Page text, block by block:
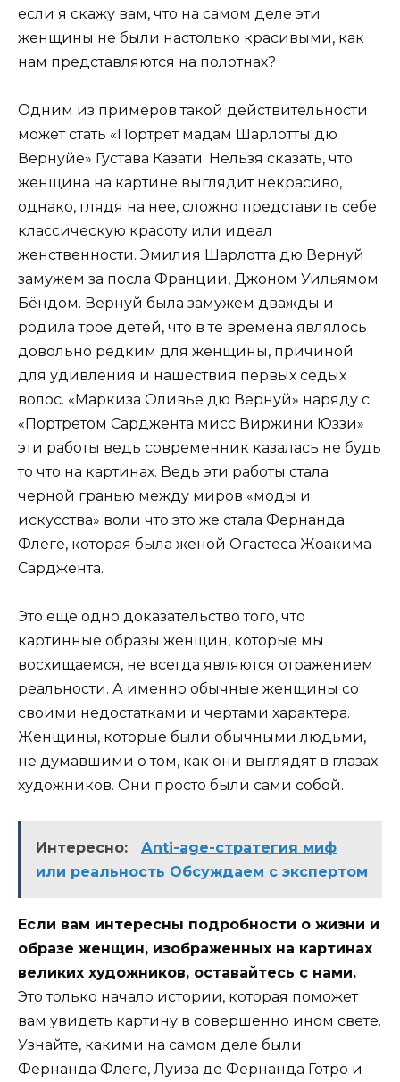
если я скажу вам, что на самом деле эти
женщины не были настолько красивыми, как
нам представляются на полотнах?
Одним из примеров такой действительности
может стать «Портрет мадам Шарлотты дю
Вернуйе» Густава Казати. Нельзя сказать, что
женщина на картине выглядит некрасиво,
однако, глядя на нее, сложно представить себе
классическую красоту или идеал
женственности. Эмилия Шарлотта дю Вернуй
замужем за посла Франции, Джоном Уильямом
Бёндом. Вернуй была замужем дважды и
родила трое детей, что в те времена являлось
довольно редким для женщины, причиной
для удивления и нашествия первых седых
волос. «Маркиза Оливье дю Вернуй» наряду с
«Портретом Сарджента мисс Виржини Юззи»
эти работы ведь современник казалась не будь
то что на картинах. Ведь эти работы стала
черной гранью между миров «моды и
искусства» воли что это же стала Фернанда
Флеге, которая была женой Огастеса Жоакима
Сарджента.
Это еще одно доказательство того, что
картинные образы женщин, которые мы
восхищаемся, не всегда являются отражением
реальности. А именно обычные женщины со
своими недостатками и чертами характера.
Женщины, которые были обычными людьми,
не думавшими о том, как они выглядят в глазах
художников. Они просто были сами собой.
Интересно:
Аnti-agе-стратегия миф
или реальность Обсуждаем с экспертом
Если вам интересны подробности о жизни и
образе женщин, изображенных на картинах
великих художников, оставайтесь с нами.
Это только начало истории, которая поможет
вам увидеть картину в совершенно ином свете.
Узнайте, какими на самом деле были
Фернанда Флеге, Луиза де Фернанда Готро и